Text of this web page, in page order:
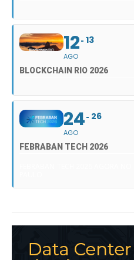
12
AGO
13
BLOCKCHAIN RIO 2026
24
AGO
26
FEBRABAN TECH 2026